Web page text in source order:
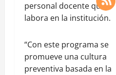
personal docente que
labora en la institución.
“Con este programa se
promueve una cultura
preventiva basada en la